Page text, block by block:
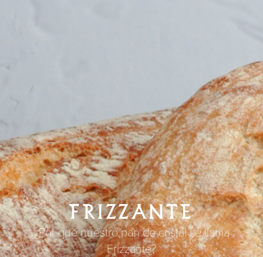
FRIZZANTE
¿Por qué nuestro pan de cristal se llama
Frizzante?